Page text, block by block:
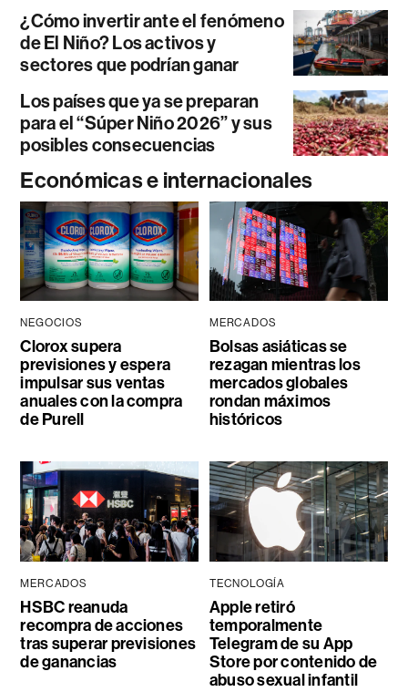
¿Cómo invertir ante el fenómeno
de El Niño? Los activos y
sectores que podrían ganar
Los países que ya se preparan
para el “Súper Niño 2026” y sus
posibles consecuencias
Económicas e internacionales
NEGOCIOS
Clorox supera
previsiones y espera
impulsar sus ventas
anuales con la compra
de Purell
MERCADOS
Bolsas asiáticas se
rezagan mientras los
mercados globales
rondan máximos
históricos
MERCADOS
HSBC reanuda
recompra de acciones
tras superar previsiones
de ganancias
TECNOLOGÍA
Apple retiró
temporalmente
Telegram de su App
Store por contenido de
abuso sexual infantil